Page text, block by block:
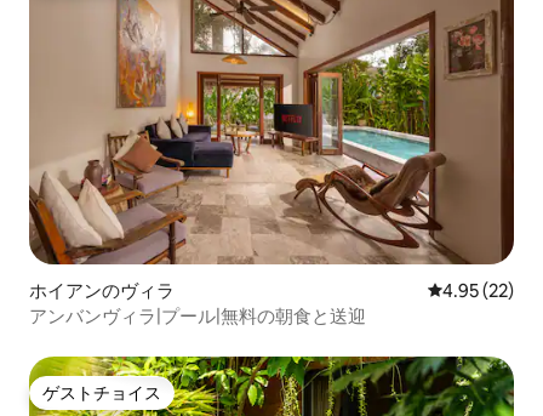
ホイアンのヴィラ レビュー22
4.95 (22)
アンバンヴィラ|プール|無料の朝食と送迎
ゲストチョイス
ゲストチョイス